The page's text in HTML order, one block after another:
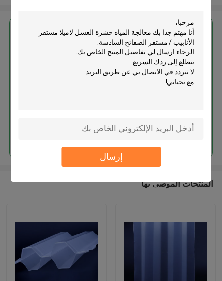
إرسال
احصل على افضل سعر ل
معالجة المياه حشرة العسل لاميلا
مستقر الأنابيب / مستقر الصفائح
استمر
المنتجات الموصى بها